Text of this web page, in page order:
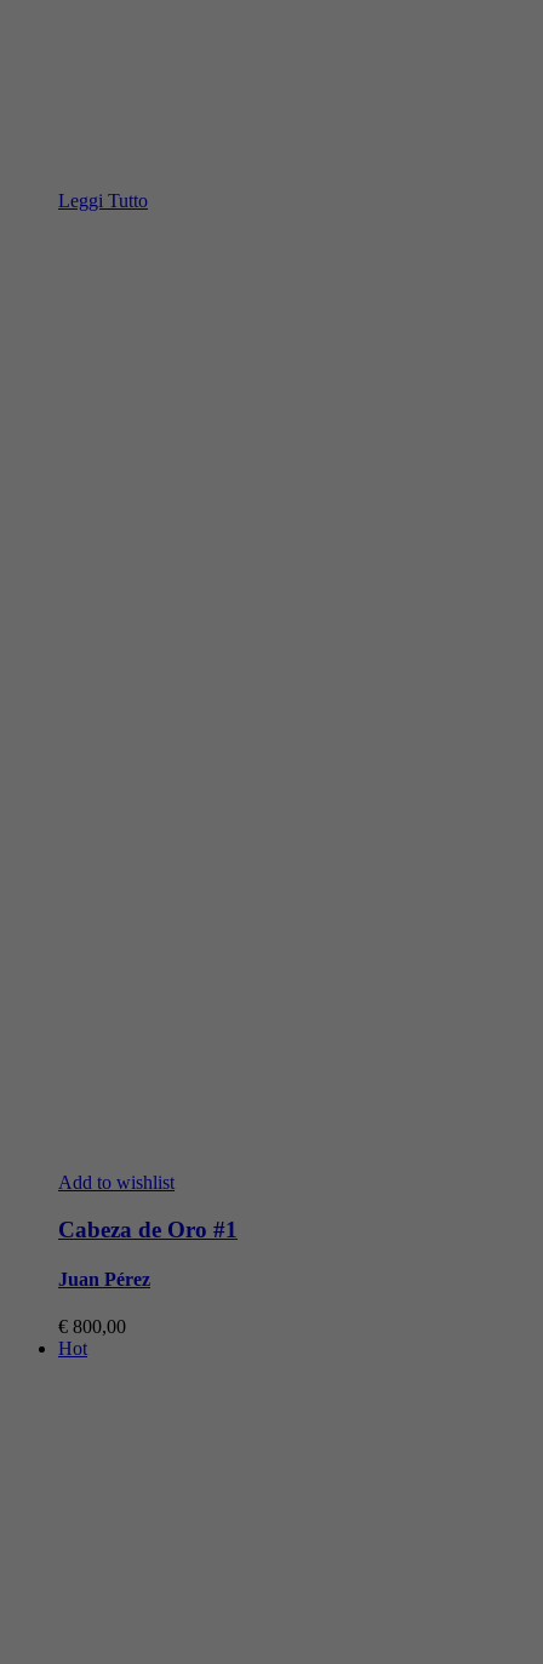
Leggi Tutto
Add to wishlist
Cabeza de Oro #1
Juan Pérez
€ 800,00
Hot